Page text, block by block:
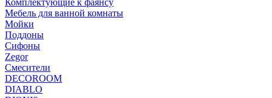
Комплектующие к фаянсу
Мебель для ванной комнаты
Мойки
Поддоны
Сифоны
Zegor
Смесители
DECOROOM
DIABLO